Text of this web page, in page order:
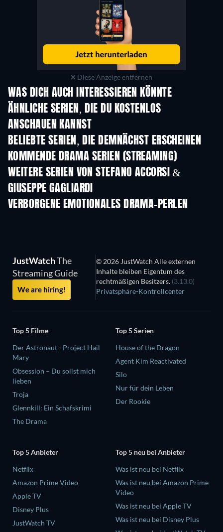
Diese Anzeige entfernen
WAS DICH AUCH INTERESSIEREN KÖNNTE
Serie Serie
ÄHNLICHE SERIEN, DIE DU KOSTENLOS
ANSCHAUEN KANNST
Serie
BELIEBTE SERIEN, DIE DEMNÄCHST ERSCHEINEN
Serie Serie
KOMMENDE DRAMA SERIEN (STREAMING)
Staffel 6 Staffel 2
WEITERE SERIEN VON STEFANO ACCORSI &
GIUSEPPE GAGLIARDI
Serie
VERBORGENE EMOTIONALES DRAMA-PERLEN
Serie Serie
JustWatchThe
Streaming Guide
We are hiring!
© 2026 JustWatch Alle externen
Inhalte bleiben Eigentum des
rechtmäßigen Besitzers. (3.13.0)
Privatsphäre-Kontrollcenter
Top 5 Filme
Der Astronaut - Project Hail
Mary
Obsession – Du sollst mich
lieben
Troja
Glennkill: Ein Schafskrimi
The Drama
Top 5 Serien
House of the Dragon
Agent Kim Reactivated
Silo
Nur für dein Leben
Der Rookie
Top 5 Anbieter
Netflix
Amazon Prime Video
Apple TV
Disney Plus
JustWatch TV
Top 5 neu bei Anbieter
Was ist neu bei Netflix
Was ist neu bei Amazon Prime
Video
Was ist neu bei Apple TV
Was ist neu bei Disney Plus